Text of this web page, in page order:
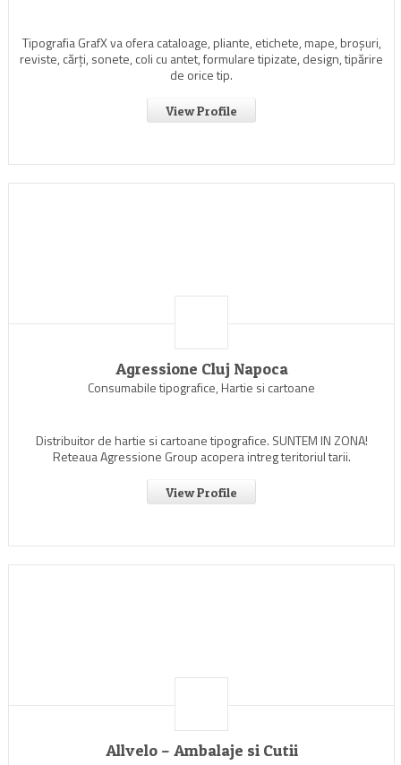
Tipografia GrafX va ofera cataloage, pliante, etichete, mape, broşuri,
reviste, cărţi, sonete, coli cu antet, formulare tipizate, design, tipărire
de orice tip.
View Profile
Agressione Cluj Napoca
Consumabile tipografice, Hartie si cartoane
Distribuitor de hartie si cartoane tipografice. SUNTEM IN ZONA!
Reteaua Agressione Group acopera intreg teritoriul tarii.
View Profile
Allvelo – Ambalaje si Cutii